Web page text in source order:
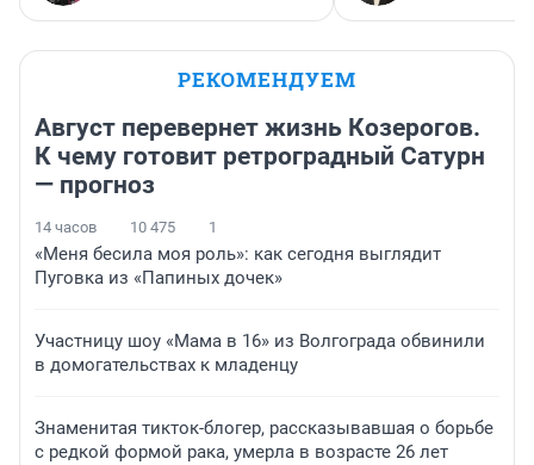
РЕКОМЕНДУЕМ
Август перевернет жизнь Козерогов.
К чему готовит ретроградный Сатурн
— прогноз
14 часов 10 475 1
«Меня бесила моя роль»: как сегодня выглядит
Пуговка из «Папиных дочек»
Участницу шоу «Мама в 16» из Волгограда обвинили
в домогательствах к младенцу
Знаменитая тикток-блогер, рассказывавшая о борьбе
с редкой формой рака, умерла в возрасте 26 лет